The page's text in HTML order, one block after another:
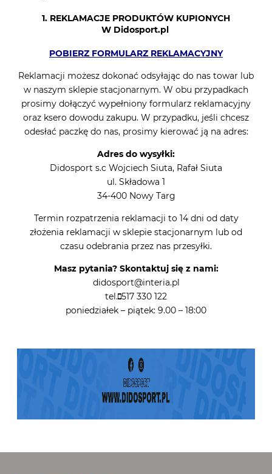
1. REKLAMACJE PRODUKTÓW KUPIONYCH
W Didosport.pl
POBIERZ FORMULARZ REKLAMACYJNY
Reklamacji możesz dokonać odsyłając do nas towar lub
w naszym sklepie stacjonarnym. W obu przypadkach
prosimy dołączyć wypełniony formularz reklamacyjny
oraz ksero dowodu zakupu. W przypadku, jeśli chcesz
odesłać paczkę do nas, prosimy kierować ją na adres:
Adres do wysyłki:
Didosport s.c Wojciech Siuta, Rafał Siuta
ul. Składowa 1
34-400 Nowy Targ
Termin rozpatrzenia reklamacji to 14 dni od daty
złożenia reklamacji w sklepie stacjonarnym lub od
czasu odebrania przez nas przesyłki.
Masz pytania? Skontaktuj się z nami:
didosport@interia.pl
tel. 517 330 122
poniedziałek – piątek: 9.00 – 18:00